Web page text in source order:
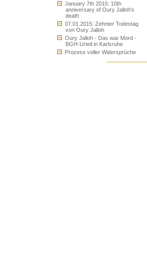
January 7th 2015: 10th
anniversary of Oury Jalloh's
death
07.01.2015: Zehnter Todestag
von Oury Jalloh
Oury Jalloh - Das war Mord -
BGH-Urteil in Karlsruhe
Prozess voller Widersprüche